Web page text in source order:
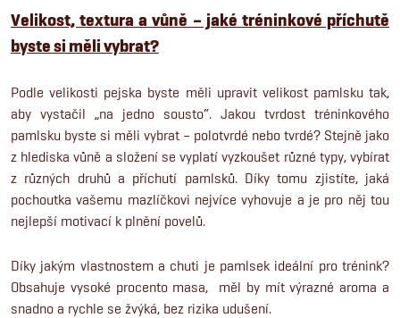
Velikost, textura a vůně – jaké tréninkové příchutě
byste si měli vybrat?
Podle velikosti pejska byste měli upravit velikost pamlsku tak,
aby vystačil „na jedno sousto“. Jakou tvrdost tréninkového
pamlsku byste si měli vybrat – polotvrdé nebo tvrdé? Stejně jako
z hlediska vůně a složení se vyplatí vyzkoušet různé typy, vybírat
z různých druhů a příchutí pamlsků. Díky tomu zjistíte, jaká
pochoutka vašemu mazlíčkovi nejvíce vyhovuje a je pro něj tou
nejlepší motivací k plnění povelů.
Díky jakým vlastnostem a chuti je pamlsek ideální pro trénink?
Obsahuje vysoké procento masa, měl by mít výrazné aroma a
snadno a rychle se žvýká, bez rizika udušení.